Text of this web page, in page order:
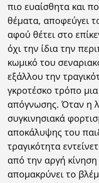
πιο ευαίσθητα και
θέματα, αποφεύγει
αφού θέτει στο
όχι την ίδια την
κωμικό του
εξάλλου την
γκροτέσκο τρόπο
απόγνωσης. Όταν η
συγκινησιακά
αποκάλυψης του
τραγικότητα
από την αργή
απομακρύνει το